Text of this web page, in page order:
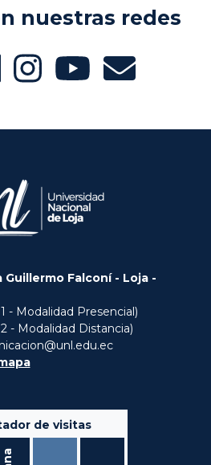
nuestras redes
Falconí - Loja -
- Modalidad Presencial)
- Modalidad Distancia)
de visitas